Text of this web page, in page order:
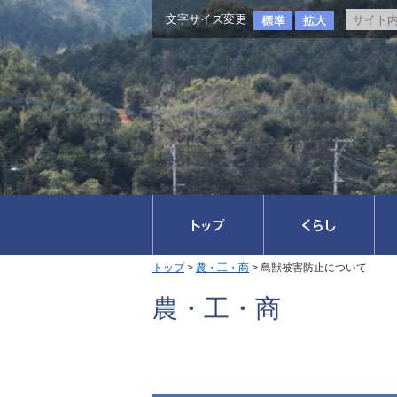
文字サイズ変更
農・工・商
トップ> 農・工・商 > 鳥獣被害防止について